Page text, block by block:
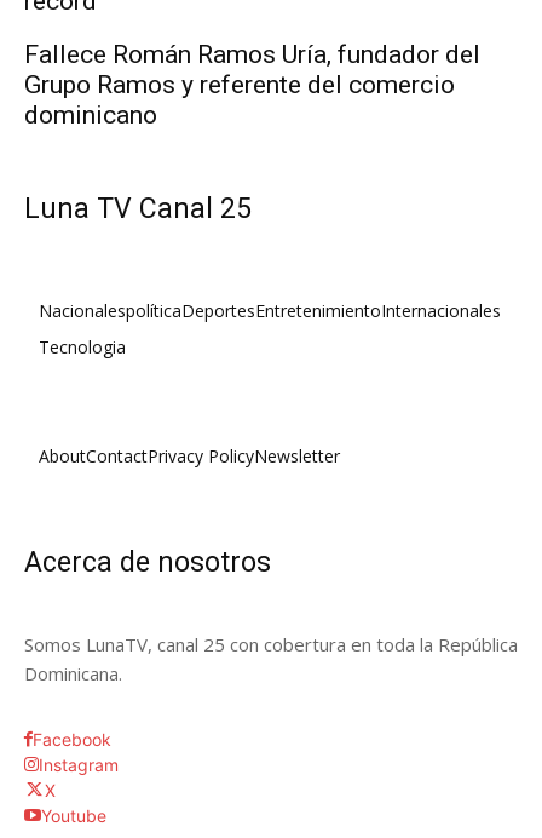
Fallece Román Ramos Uría, fundador del
Grupo Ramos y referente del comercio
dominicano
Luna TV Canal 25
NacionalespolíticaDeportesEntretenimientoInternacionales
Tecnologia
AboutContactPrivacy PolicyNewsletter
Acerca de nosotros
Somos LunaTV, canal 25 con cobertura en toda la República
Dominicana.
Facebook
Instagram
X
Youtube